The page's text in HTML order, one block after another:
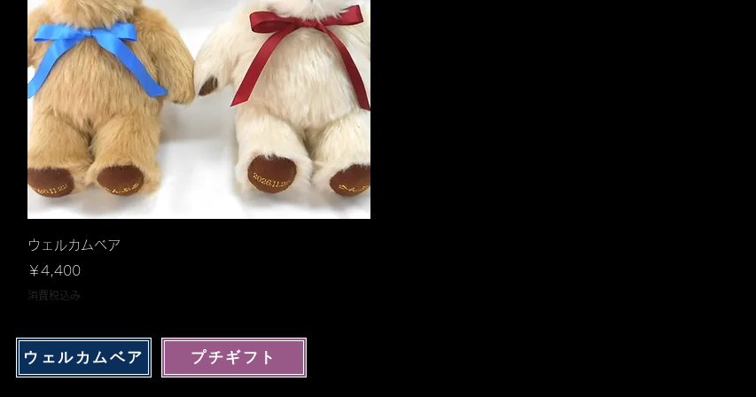
ウェルカムベア
ウェルカムベア
価格
￥4,400
消費税込み
プチギフト